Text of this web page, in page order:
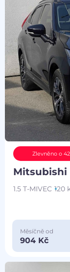
Zlevněno o
Mitsubishi
1.5 T-MIVEC 120
Měsíčně od
904 Kč